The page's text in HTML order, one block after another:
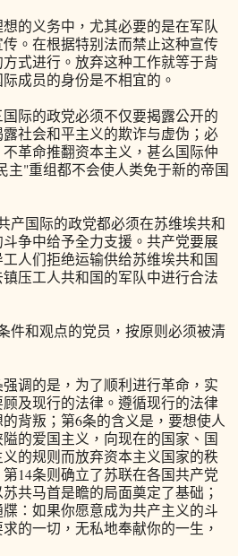
的义务中，尤其必要的是在军队
。在根据特别法而禁止这种宣传
式进行。放弃这种工作就等于背
成员的身份是不相宜的。
际的政党必须不仅要揭露公开的
社会和平主义的欺诈与虚伪；必
革命推翻资本主义，甚么国际仲
主"重组都不会使人类免于新的帝国
国际的政党都必须在苏维埃共和
争中给予全力支援。共产党要展
人们拒绝运输供给苏维埃共和国
压工人共和国的军队中进行合法
和观点的党员，按原则必须被清
调的是，为了顺利进行革命，实
及现行的法律。遵循现行的法律
背叛；第6条的含义是，要想使人
的爱国主义，向现在的国家、国
的规则而放弃资本主义国家的秩
14条则确立了苏联在各国共产党
共马首是瞻的局面奠定了基础；
：如果你愿意成为共产主义的斗
的一切，无私地奉献你的一生，